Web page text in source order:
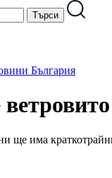
България
ще има